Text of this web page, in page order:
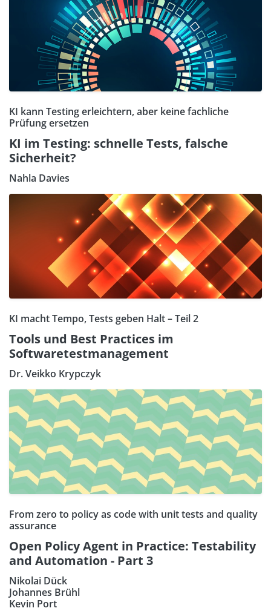
KI kann Testing erleichtern, aber keine fachliche
Prüfung ersetzen
KI im Testing: schnelle Tests, falsche
Sicherheit?
Nahla Davies
KI macht Tempo, Tests geben Halt – Teil 2
Tools und Best Practices im
Softwaretestmanagement
Dr. Veikko Krypczyk
From zero to policy as code with unit tests and quality
assurance
Open Policy Agent in Practice: Testability
and Automation - Part 3
Nikolai Dück
Johannes Brühl
Kevin Port